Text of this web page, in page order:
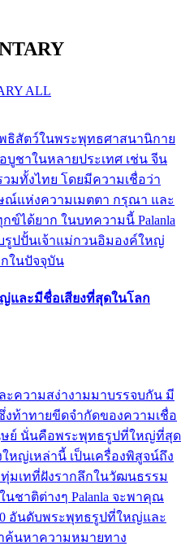
ALL
ธิสัตว์ในพระพุทธศาสนานิกาย
ชาในหลายประเทศ เช่น จีน
มทั้งไทย โดยมีความเชื่อว่า
แห่งความเมตตา กรุณา และ
ข์ได้ยาก ในบทความนี้ Palanla
รูปปั้นเจ้าแม่กวนอิมองค์ใหญ่
ในปัจจุบัน
และมีชื่อเสียงที่สุดในโลก
ความสง่างามมาบรรจบกัน มี
งท้าทายขีดจำกัดของความเชื่อ
ษย์ นั่นคือพระพุทธรูปที่ใหญ่ที่สุด
หญ่เหล่านี้ เป็นเครื่องพิสูจน์ถึง
มเทที่ฝังรากลึกในวัฒนธรรม
าติต่างๆ Palanla จะพาคุณ
อันดับพระพุทธรูปที่ใหญ่และ
ค้นหาความหมายทาง